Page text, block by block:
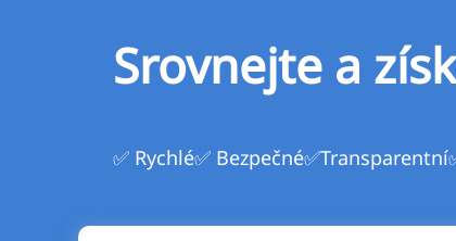
Srovnejte a
✅ Rychlé✅ Bezpečné✅Transparentní